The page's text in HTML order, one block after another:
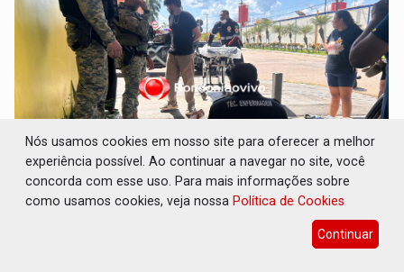
VÍDEO: Condutor de carro avança
cruzamento e deixa motociclista com
Nós usamos cookies em nosso site para oferecer a melhor
experiência possível. Ao continuar a navegar no site, você
concorda com esse uso. Para mais informações sobre
como usamos cookies, veja nossa Política de Cookies
Continuar